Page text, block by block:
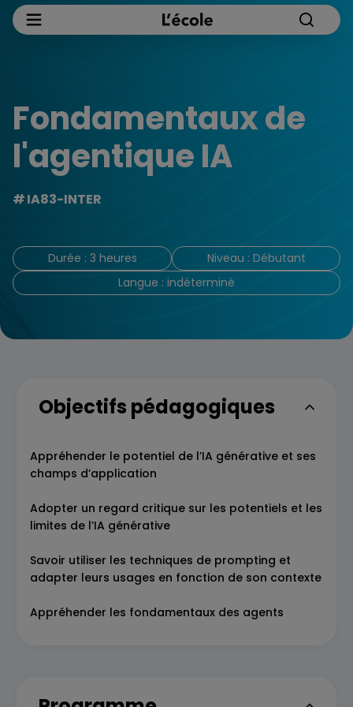
Fondamentaux de
l'agentique IA
IA83-INTER
Durée : 3 heures
Niveau : Débutant
Langue : indéterminé
Objectifs pédagogiques
Appréhender le potentiel de l’IA générative et ses
champs d’application
Adopter un regard critique sur les potentiels et les
limites de l’IA générative
Savoir utiliser les techniques de prompting et
adapter leurs usages en fonction de son contexte
Appréhender les fondamentaux des agents